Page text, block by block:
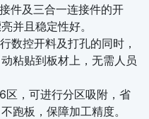
件及三合一连接件的开
并且稳定性好。
数控开料及打孔的同时，
粘贴到板材上，无需人员
区，可进行分区吸附，省
跑板，保障加工精度。